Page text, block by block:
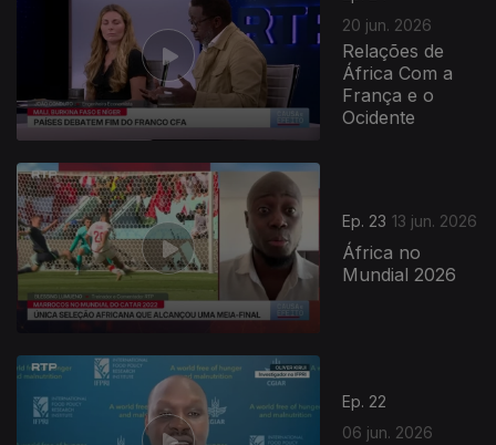
20 jun. 2026
Relações de
África Com a
França e o
Ocidente
Ep. 23 13 jun. 2026
África no
Mundial 2026
Ep. 22
06 jun. 2026